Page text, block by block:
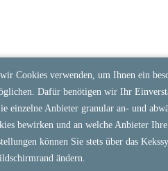
Cookies verwenden, um Ihnen ein
Dafür benötigen wir Ihr
einzelne Anbieter granular an- und
bewirken und an welche Anbieter
können Sie stets über das
ändern.